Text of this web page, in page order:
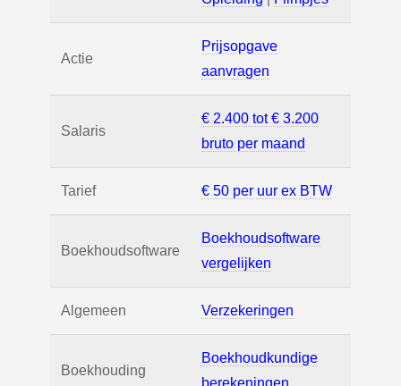
Actie
Prijsopgave
aanvragen
Salaris
€ 2.400 tot € 3.200
bruto per maand
Tarief € 50 per uur ex BTW
Boekhoudsoftware
Boekhoudsoftware
vergelijken
Algemeen Verzekeringen
Boekhouding
Boekhoudkundige
berekeningen